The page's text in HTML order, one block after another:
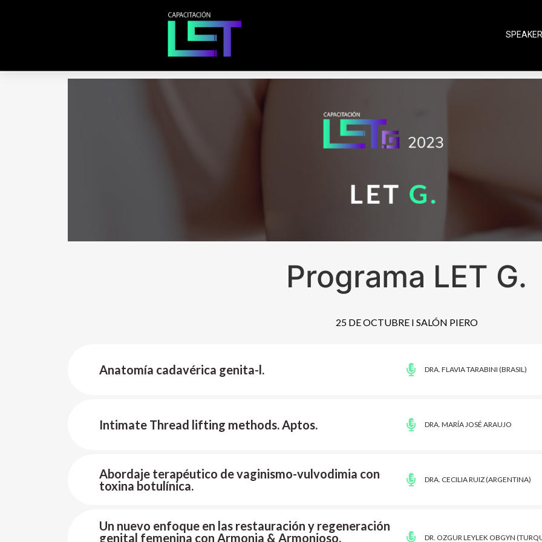
Programa LET G.
25 DE OCTUBRE I SALÓN PIERO
Anatomía cadavérica genita-l. DRA. FLAVIA TARABINI (BRASIL)
Intimate Thread lifting methods. Aptos. DRA. MARÍA JOSÉ ARAUJO
Abordaje terapéutico de vaginismo-vulvodimia con
toxina botulínica.
DRA. CECILIA RUIZ (ARGENTINA)
Un nuevo enfoque en las restauración y regeneración
genital femenina con Armonia & Armonioso.
DR. OZGUR LEYLEK OBGYN